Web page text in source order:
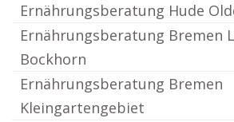
Ernährungsberatung Hude
Ernährungsberatung Bremen
Bockhorn
Ernährungsberatung Bremen
Kleingartengebiet